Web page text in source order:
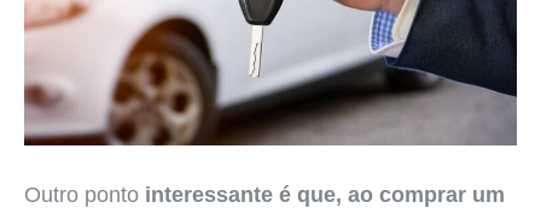
Outro ponto interessante é que, ao comprar um